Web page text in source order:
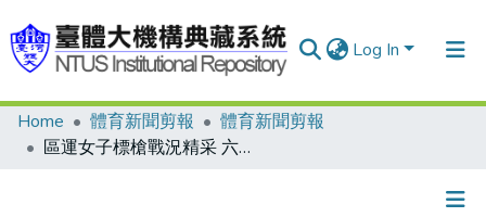
Log In
Communities & Collections
Home 體育新聞剪報
體育新聞剪報
區運女子標槍戰況精采 六人締造個人新猷 方恩華三度摘金 再達世青賽標準